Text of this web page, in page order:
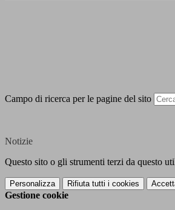
Campo di ricerca per le pagine del sito
Notizie
Questo sito o gli strumenti terzi da questo
Personalizza Rifiuta tutti i cookies
Gestione cookie